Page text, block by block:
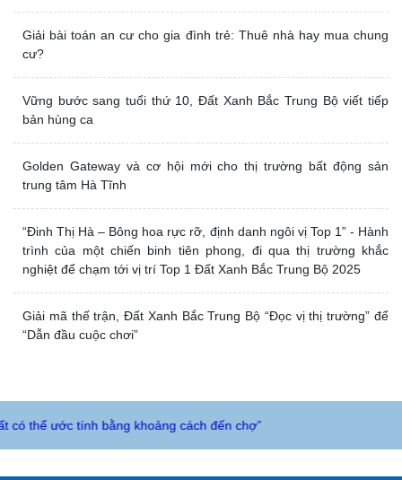
Giải bài toán an cư cho gia đình trẻ: Thuê nhà hay mua chung
cư?
Vững bước sang tuổi thứ 10, Đất Xanh Bắc Trung Bộ viết tiếp
bản hùng ca
Golden Gateway và cơ hội mới cho thị trường bất động sản
trung tâm Hà Tĩnh
“Đinh Thị Hà – Bông hoa rực rỡ, định danh ngôi vị Top 1” - Hành
trình của một chiến binh tiên phong, đi qua thị trường khắc
nghiệt để chạm tới vị trí Top 1 Đất Xanh Bắc Trung Bộ 2025
Giải mã thế trận, Đất Xanh Bắc Trung Bộ “Đọc vị thị trường” để
“Dẫn đầu cuộc chơi”
tính bằng khoảng cách đến chợ”